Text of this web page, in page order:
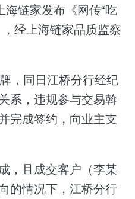
链家发布《网传“吃
经上海链家品质监察
，同日江桥分行经纪
系，违规参与交易斡
完成签约，向业主支
，且成交客户（李某
的情况下，江桥分行